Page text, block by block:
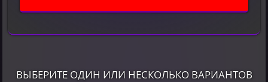
ВЫБЕРИТЕ ОДИН ИЛИ НЕСКОЛЬКО ВАРИАНТОВ